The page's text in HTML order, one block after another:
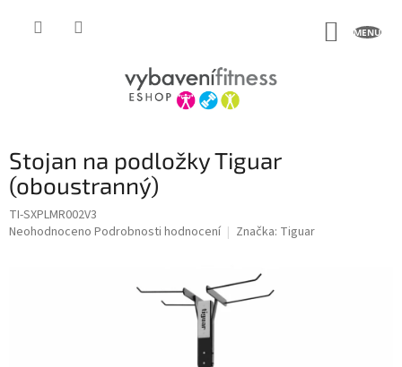
Stojan na podložky Tiguar
(oboustranný)
TI-SXPLMR002V3
Průměrné
Neohodnoceno Podrobnosti hodnocení Značka: Tiguar